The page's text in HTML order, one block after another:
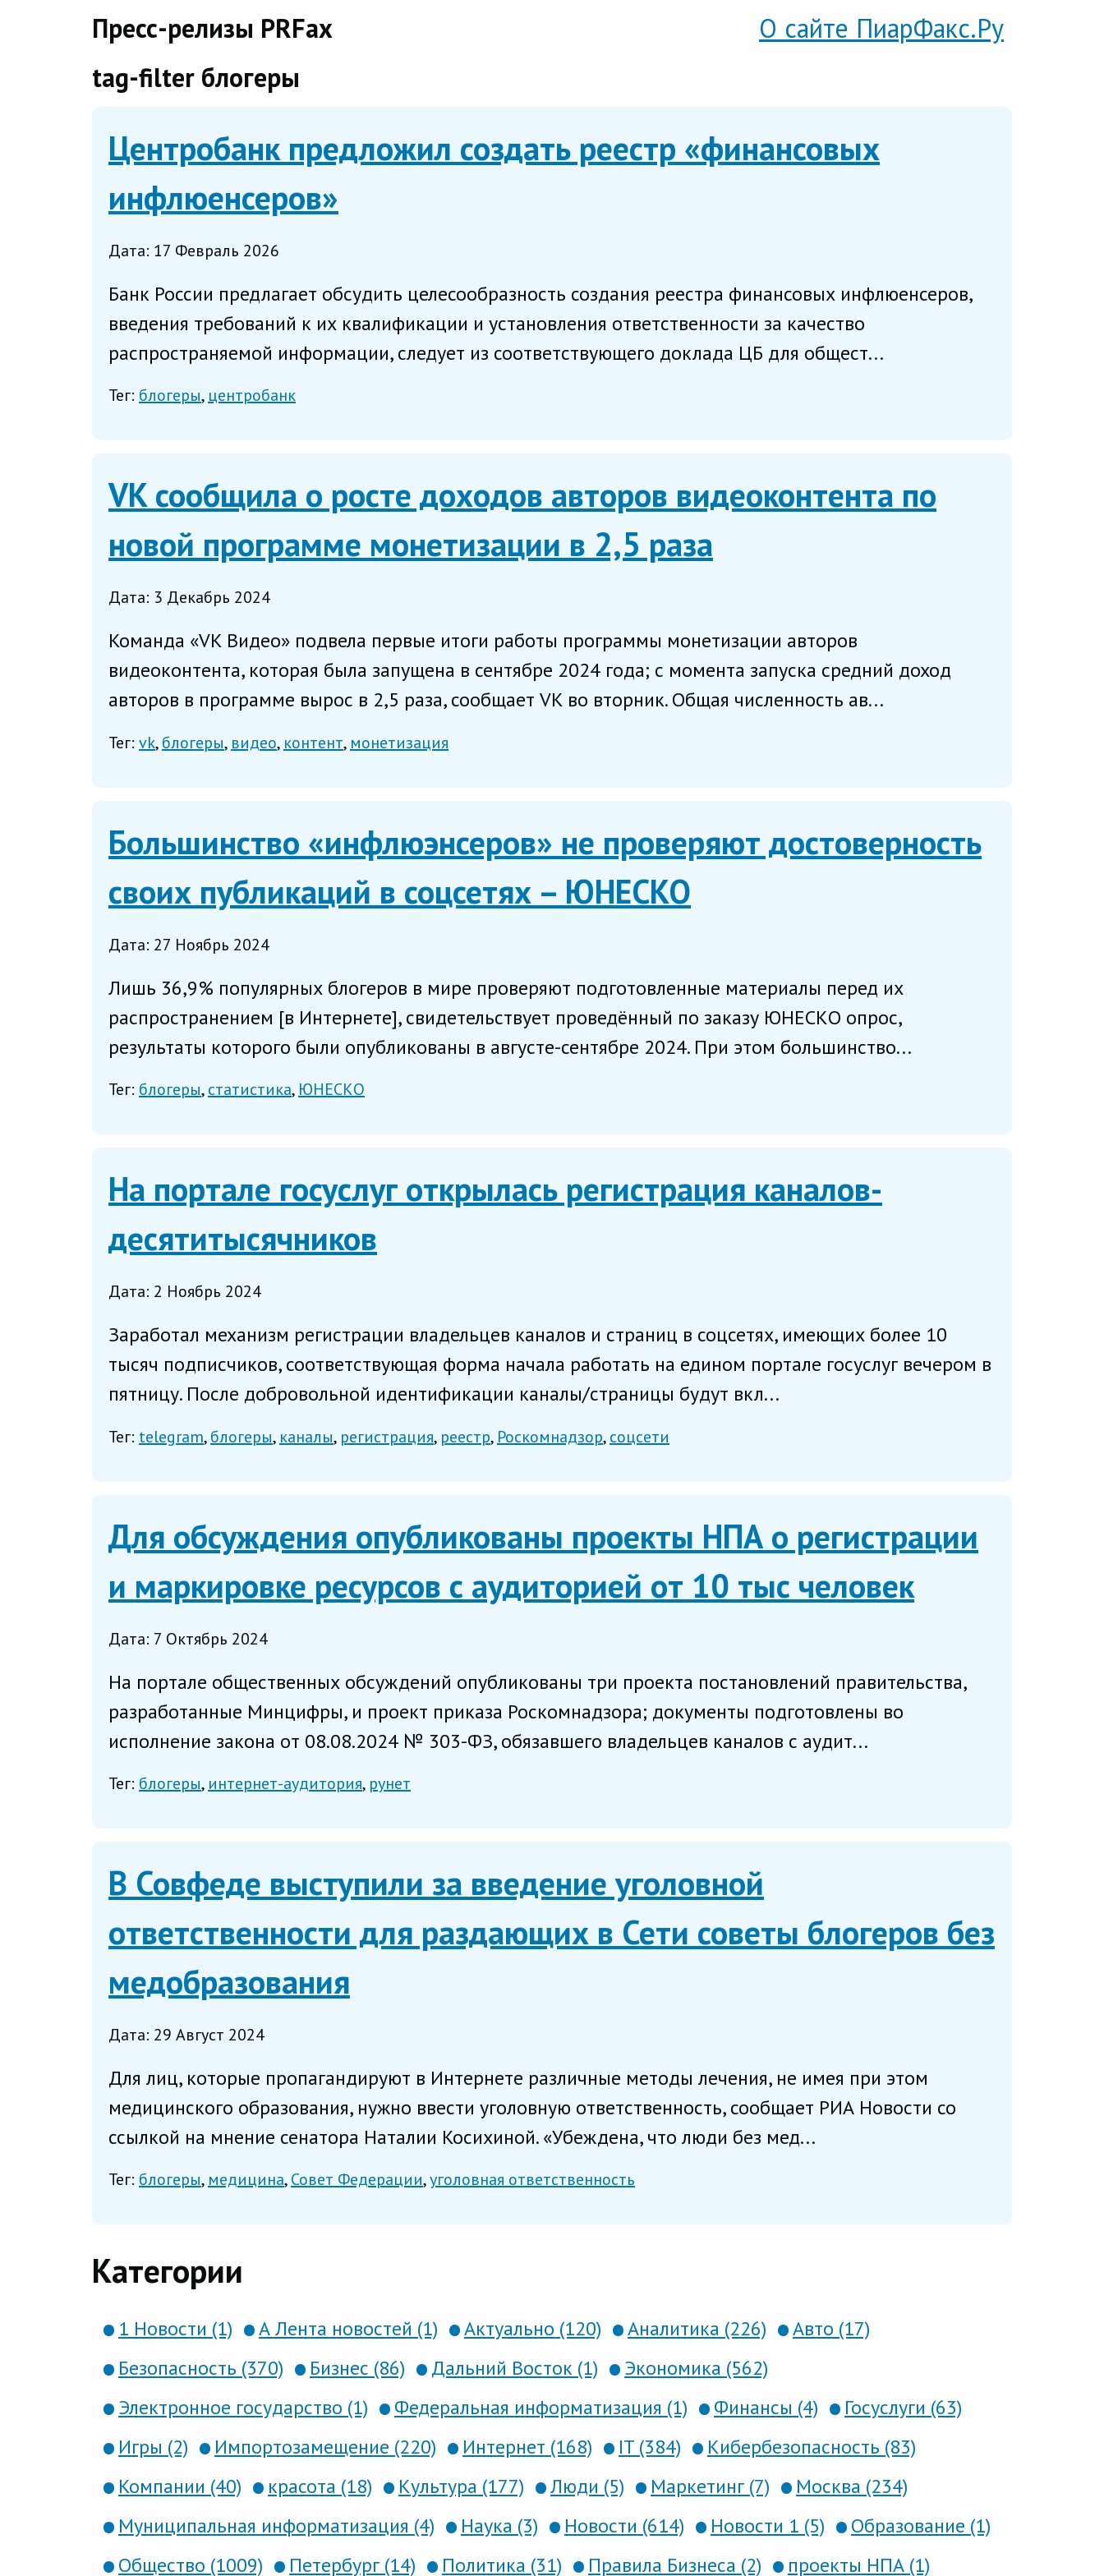
Пресс-релизы PRFax
О сайте ПиарФакс.Ру
tag-filter блогеры
Центробанк предложил создать реестр «финансовых
инфлюенсеров»
Дата: 17 Февраль 2026
Банк России предлагает обсудить целесообразность создания реестра финансовых инфлюенсеров,
введения требований к их квалификации и установления ответственности за качество
распространяемой информации, следует из соответствующего доклада ЦБ для общест...
Тег: блогеры центробанк
VK сообщила о росте доходов авторов видеоконтента по
новой программе монетизации в 2,5 раза
Дата: 3 Декабрь 2024
Команда «VK Видео» подвела первые итоги работы программы монетизации авторов
видеоконтента, которая была запущена в сентябре 2024 года; с момента запуска средний доход
авторов в программе вырос в 2,5 раза, сообщает VK во вторник. Общая численность ав...
Тег: vk блогеры видео контент монетизация
Большинство «инфлюэнсеров» не проверяют достоверность
своих публикаций в соцсетях – ЮНЕСКО
Дата: 27 Ноябрь 2024
Лишь 36,9% популярных блогеров в мире проверяют подготовленные материалы перед их
распространением [в Интернете], свидетельствует проведённый по заказу ЮНЕСКО опрос,
результаты которого были опубликованы в августе-сентябре 2024. При этом большинство...
Тег: блогеры статистика ЮНЕСКО
На портале госуслуг открылась регистрация каналов-
десятитысячников
Дата: 2 Ноябрь 2024
Заработал механизм регистрации владельцев каналов и страниц в соцсетях, имеющих более 10
тысяч подписчиков, соответствующая форма начала работать на едином портале госуслуг вечером в
пятницу. После добровольной идентификации каналы/страницы будут вкл...
Тег: telegram блогеры каналы регистрация реестр Роскомнадзор соцсети
Для обсуждения опубликованы проекты НПА о регистрации
и маркировке ресурсов с аудиторией от 10 тыс человек
Дата: 7 Октябрь 2024
На портале общественных обсуждений опубликованы три проекта постановлений правительства,
разработанные Минцифры, и проект приказа Роскомнадзора; документы подготовлены во
исполнение закона от 08.08.2024 № 303-ФЗ, обязавшего владельцев каналов с аудит...
Тег: блогеры интернет-аудитория рунет
В Совфеде выступили за введение уголовной
ответственности для раздающих в Сети советы блогеров без
медобразования
Дата: 29 Август 2024
Для лиц, которые пропагандируют в Интернете различные методы лечения, не имея при этом
медицинского образования, нужно ввести уголовную ответственность, сообщает РИА Новости со
ссылкой на мнение сенатора Наталии Косихиной. «Убеждена, что люди без мед...
Тег: блогеры медицина Совет Федерации уголовная ответственность
Категории
1 Новости (1) А Лента новостей (1) Актуально (120) Аналитика (226)
Авто (17)
Безопасность (370)
Бизнес (86) Дальний Восток (1)
Экономика (562)
Электронное государство (1)
Федеральная информатизация (1) Финансы (4)
Госуслуги (63)
Игры (2)
Импортозамещение (220) Интернет (168) IT (384)
Кибербезопасность (83)
Компании (40)
красота (18) Культура (177) Люди (5) Маркетинг (7)
Москва (234)
Муниципальная информатизация (4)
Наука (3) Новости (614) Новости 1 (5)
Образование (1)
Общество (1009)
Петербург (14) Политика (31) Правила Бизнеса (2) проекты НПА (1)